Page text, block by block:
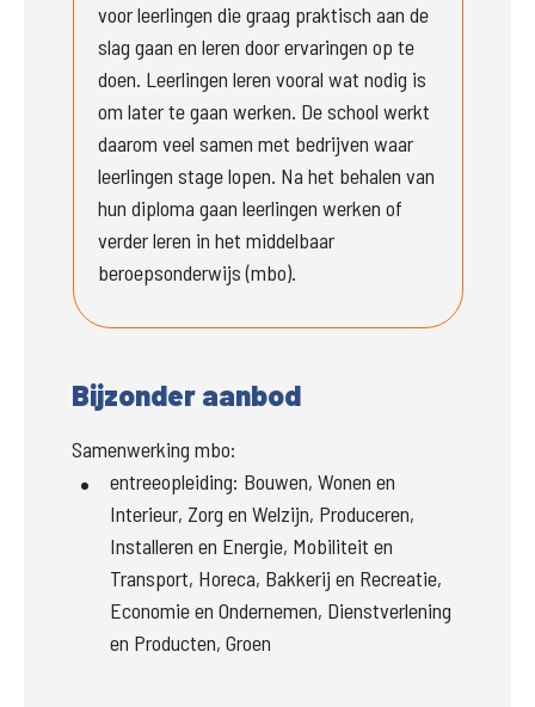
voor leerlingen die graag praktisch aan de
slag gaan en leren door ervaringen op te
doen. Leerlingen leren vooral wat nodig is
om later te gaan werken. De school werkt
daarom veel samen met bedrijven waar
leerlingen stage lopen. Na het behalen van
hun diploma gaan leerlingen werken of
verder leren in het middelbaar
beroepsonderwijs (mbo).
Bijzonder aanbod
Samenwerking mbo:
entreeopleiding: Bouwen, Wonen en
Interieur, Zorg en Welzijn, Produceren,
Installeren en Energie, Mobiliteit en
Transport, Horeca, Bakkerij en Recreatie,
Economie en Ondernemen, Dienstverlening
en Producten, Groen